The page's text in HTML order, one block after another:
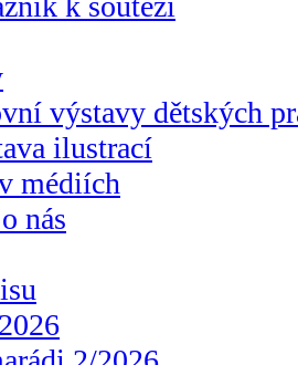
výstavy dětských
ilustrací
médiích
nás